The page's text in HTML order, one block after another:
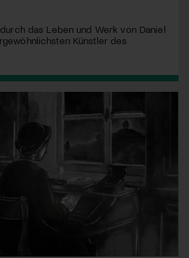
das Leben und Werk von Daniel
Künstler des